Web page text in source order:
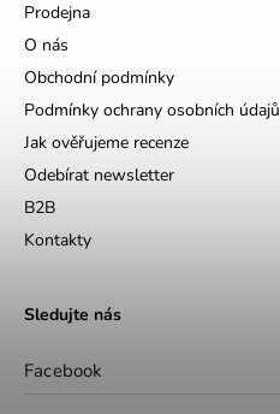
Prodejna
O nás
Obchodní podmínky
Podmínky ochrany osobních údajů
Jak ověřujeme recenze
Odebírat newsletter
B2B
Kontakty
Sledujte nás
Facebook